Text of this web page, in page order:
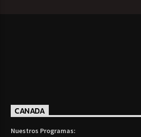
CANADA
Nuestros Programas: